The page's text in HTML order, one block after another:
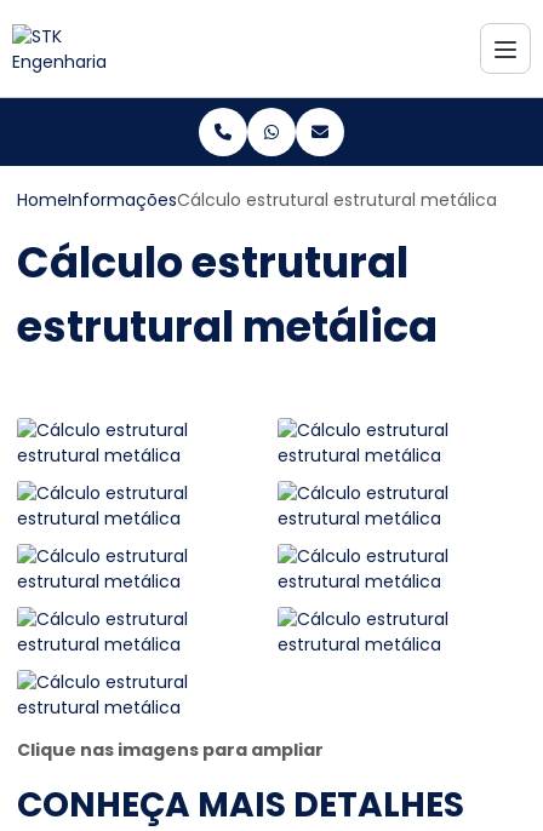
HomeInformaçõesCálculo estrutural estrutural metálica
Cálculo estrutural
estrutural metálica
Clique nas imagens para ampliar
CONHEÇA MAIS DETALHES